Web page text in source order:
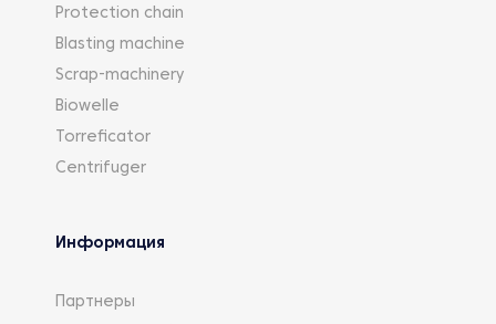
Protection chain
Blasting machine
Scrap-machinery
Biowelle
Torreficator
Centrifuger
Информация
Партнеры